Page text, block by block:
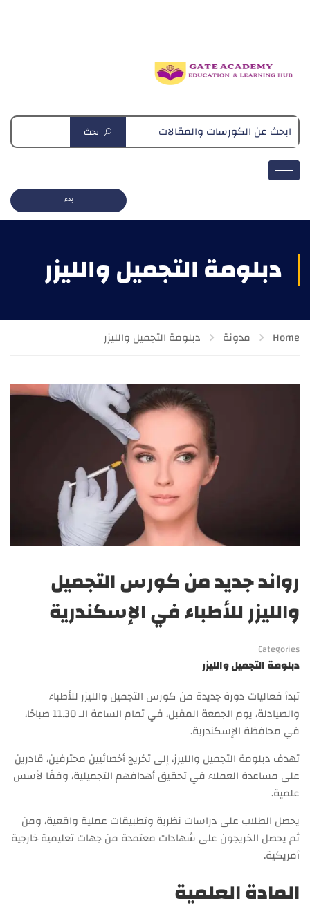
بحث
بدء
دبلومة التجميل والليزر
Home مدونة دبلومة التجميل والليزر
رواند جديد من كورس التجميل
والليزر للأطباء في الإسكندرية
Categories
دبلومة التجميل والليزر
تبدأ فعاليات دورة جديدة من كورس التجميل والليزر للأطباء
والصيادلة، يوم الجمعة المقبل، في تمام الساعة الـ 11.30 صباحًا،
في محافظة الإسكندرية.
تهدف دبلومة التجميل والليرز، إلى تخريج أخصائيين محترفين، قادرين
على مساعدة العملاء في تحقيق أهدافهم التجميلية، وفقًا لأسس
علمية.
يحصل الطلاب على دراسات نظرية وتطبيقات عملية واقعية، ومن
ثم يحصل الخريجون على شهادات معتمدة من جهات تعليمية خارجية
أمريكية.
المادة العلمية